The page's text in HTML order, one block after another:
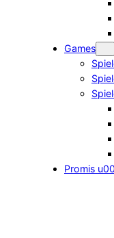
Games
Promis